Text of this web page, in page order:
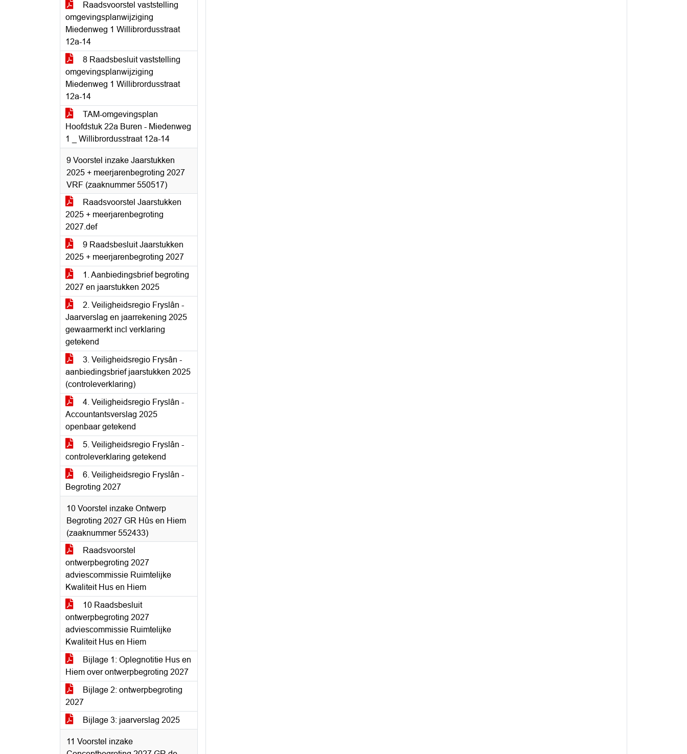
Raadsvoorstel vaststelling
omgevingsplanwijziging
Miedenweg 1 Willibrordusstraat
12a-14
8 Raadsbesluit vaststelling
omgevingsplanwijziging
Miedenweg 1 Willibrordusstraat
12a-14
TAM-omgevingsplan
Hoofdstuk 22a Buren - Miedenweg
1 _ Willibrordusstraat 12a-14
9 Voorstel inzake Jaarstukken
2025 + meerjarenbegroting 2027
VRF (zaaknummer 550517)
Raadsvoorstel Jaarstukken
2025 + meerjarenbegroting
2027.def
9 Raadsbesluit Jaarstukken
2025 + meerjarenbegroting 2027
1. Aanbiedingsbrief begroting
2027 en jaarstukken 2025
2. Veiligheidsregio Fryslân -
Jaarverslag en jaarrekening 2025
gewaarmerkt incl verklaring
getekend
3. Veiligheidsregio Frysân -
aanbiedingsbrief jaarstukken 2025
(controleverklaring)
4. Veiligheidsregio Fryslân -
Accountantsverslag 2025
openbaar getekend
5. Veiligheidsregio Fryslân -
controleverklaring getekend
6. Veiligheidsregio Fryslân -
Begroting 2027
10 Voorstel inzake Ontwerp
Begroting 2027 GR Hûs en Hiem
(zaaknummer 552433)
Raadsvoorstel
ontwerpbegroting 2027
adviescommissie Ruimtelijke
Kwaliteit Hus en Hiem
10 Raadsbesluit
ontwerpbegroting 2027
adviescommissie Ruimtelijke
Kwaliteit Hus en Hiem
Bijlage 1: Oplegnotitie Hus en
Hiem over ontwerpbegroting 2027
Bijlage 2: ontwerpbegroting
2027
Bijlage 3: jaarverslag 2025
11 Voorstel inzake